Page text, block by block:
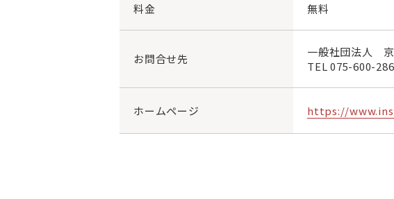
料金 無料
お問合せ先
一般社団法人
TEL075-600-
ホームページ https://